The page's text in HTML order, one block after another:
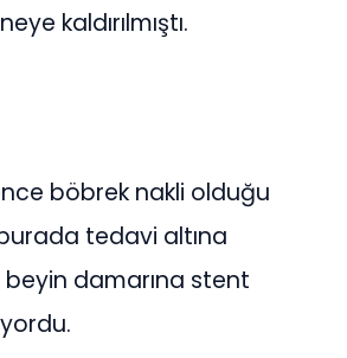
kaldırılmıştı.
böbrek nakli olduğu
tedavi altına
beyin damarına stent